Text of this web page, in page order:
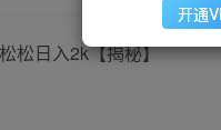
松日入2k【揭秘】
开通